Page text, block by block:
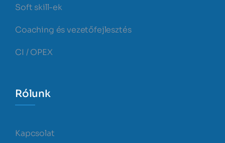
Soft skill-ek
Coaching és vezetőfejlesztés
CI / OPEX
Rólunk
Kapcsolat